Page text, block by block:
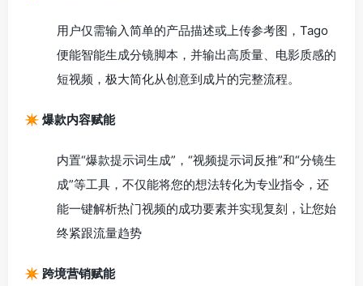
用户仅需输入简单的产品描述或上传参考图，Tago
便能智能生成分镜脚本，并输出高质量、电影质感的
短视频，极大简化从创意到成片的完整流程。
✴️ 爆款内容赋能
内置“爆款提示词生成”，“视频提示词反推”和“分镜生
成”等工具，不仅能将您的想法转化为专业指令，还
能一键解析热门视频的成功要素并实现复刻，让您始
终紧跟流量趋势
✴️ 跨境营销赋能